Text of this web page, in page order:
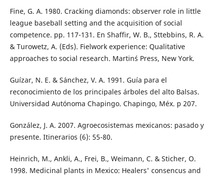
Fine, G. A. 1980. Cracking diamonds: observer role in little
league baseball setting and the acquisition of social
competence. pp. 117-131. En Shaffir, W. B., Sttebbins, R. A.
& Turowetz, A. (Eds). Fielwork experience: Qualitative
approaches to social research. Martin´s Press, New York.
Guízar, N. E. & Sánchez, V. A. 1991. Guía para el
reconocimiento de los principales árboles del alto Balsas.
Universidad Autónoma Chapingo. Chapingo, Méx. p 207.
González, J. A. 2007. Agroecosistemas mexicanos: pasado y
presente. Itinerarios (6): 55-80.
Heinrich, M., Ankli, A., Frei, B., Weimann, C. & Sticher, O.
1998. Medicinal plants in Mexico: Healers' consencus and